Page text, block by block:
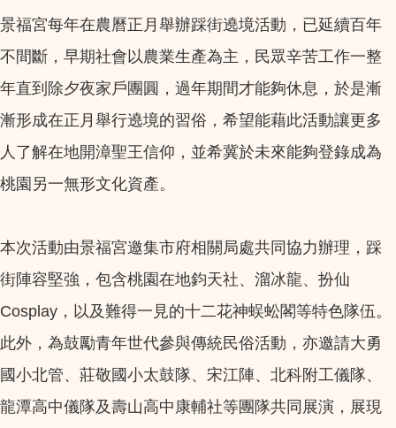
景福宮每年在農曆正月舉辦踩街遶境活動，已延續百年
不間斷，早期社會以農業生產為主，民眾辛苦工作一整
年直到除夕夜家戶團圓，過年期間才能夠休息，於是漸
漸形成在正月舉行遶境的習俗，希望能藉此活動讓更多
人了解在地開漳聖王信仰，並希冀於未來能夠登錄成為
桃園另一無形文化資產。
本次活動由景福宮邀集市府相關局處共同協力辦理，踩
街陣容堅強，包含桃園在地鈞天社、溜冰龍、扮仙
Cosplay，以及難得一見的十二花神蜈蚣閣等特色隊伍。
此外，為鼓勵青年世代參與傳統民俗活動，亦邀請大勇
國小北管、莊敬國小太鼓隊、宋江陣、北科附工儀隊、
龍潭高中儀隊及壽山高中康輔社等團隊共同展演，展現